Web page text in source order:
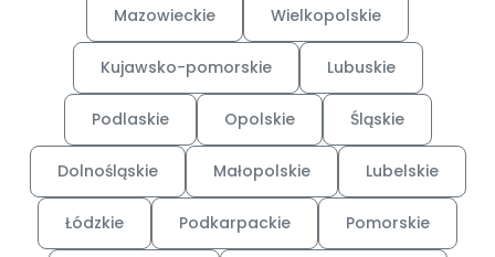
Mazowieckie Wielkopolskie
Kujawsko-pomorskie Lubuskie
Podlaskie Opolskie Śląskie
Dolnośląskie Małopolskie Lubelskie
Łódzkie Podkarpackie Pomorskie